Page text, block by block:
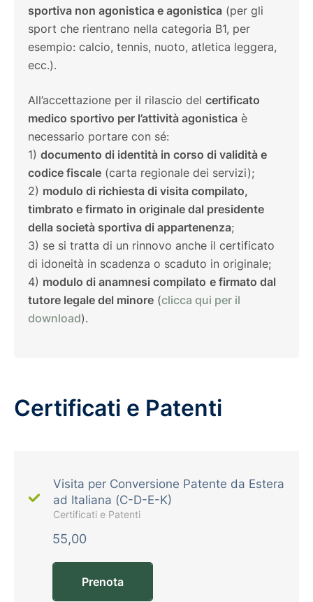
sportiva non agonistica e agonistica (per gli
sport che rientrano nella categoria B1, per
esempio: calcio, tennis, nuoto, atletica leggera,
ecc.).
All’accettazione per il rilascio del certificato
medico sportivo per l’attività agonistica è
necessario portare con sé:
1) documento di identità in corso di validità e
codice fiscale (carta regionale dei servizi);
2) modulo di richiesta di visita compilato,
timbrato e firmato in originale dal presidente
della società sportiva di appartenenza;
3) se si tratta di un rinnovo anche il certificato
di idoneità in scadenza o scaduto in originale;
4) modulo di anamnesi compilato e firmato dal
tutore legale del minore (clicca qui per il
download).
Certificati e Patenti
Visita per Conversione Patente da Estera
ad Italiana (C-D-E-K)
Certificati e Patenti
55,00
Prenota